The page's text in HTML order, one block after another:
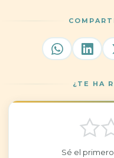
¿TE HA
Sé el